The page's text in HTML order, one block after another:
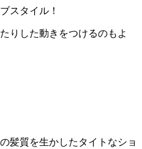
スタイル！
りした動きをつけるのもよ
髪質を生かしたタイトなショ